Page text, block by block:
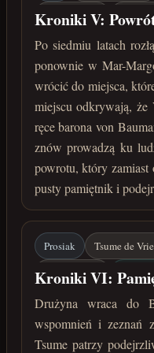
Vernir / Ragn
Mar-Margot
Biała
marzec 222 roku po
Kroniki V:
Po siedmiu latach
ponownie w Mar-
wrócić do miejsca,
miejscu odkrywają, że
ręce barona von
znów prowadzą ku
powrotu, który
pusty pamiętnik i
Prosiak Tsume de
Vernir / Ragn
Biała
koniec marca 222 roku
Kroniki VI:
Drużyna wraca do
wspomnień i zeznań
Tsume patrzy